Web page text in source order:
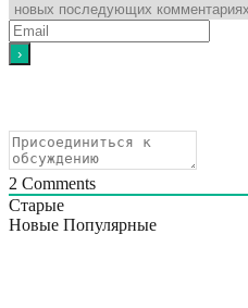
2 Comments
Старые
Новые Популярные